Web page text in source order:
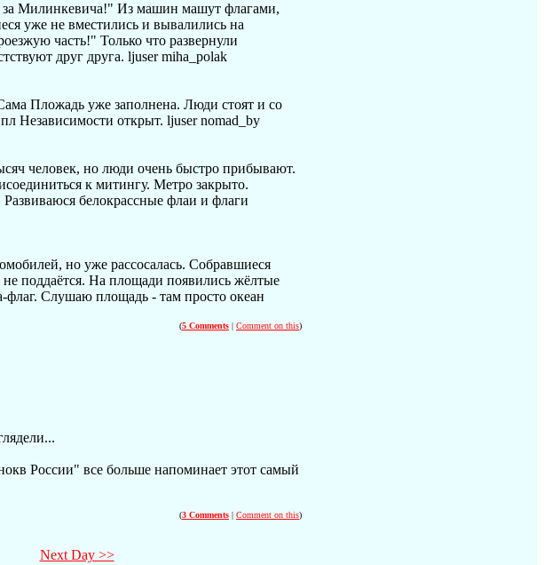
за Милинкевича!" Из машин машут флагами,
уже не вместились и вывалились на
часть!" Только что развернули
друг друга. ljuser miha_polak
Пложадь уже заполнена. Люди стоят и со
Независимости открыт. ljuser nomad_by
человек, но люди очень быстро прибывают.
к митингу. Метро закрыто.
белокрассные флаи и флаги
но уже рассосалась. Собравшиеся
поддаётся. На площади появились жёлтые
флаг. Слушаю площадь - там просто океан
(5 Comments | Comment on this)
России" все больше напоминает этот самый
(3 Comments | Comment on this)
Next Day >>